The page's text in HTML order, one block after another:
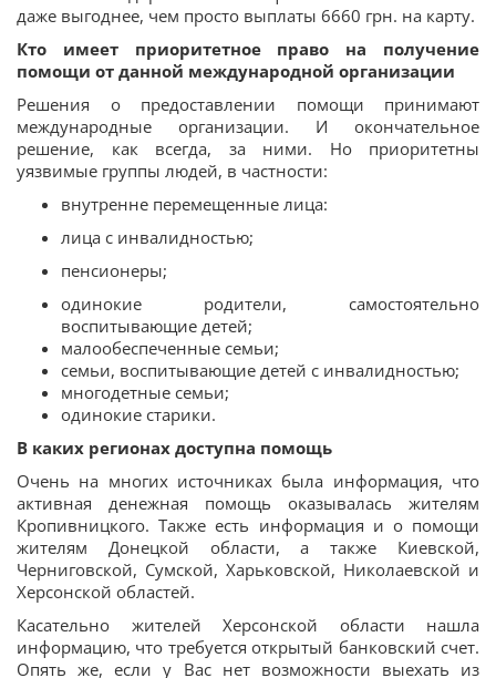
даже выгоднее, чем просто выплаты 6660 грн. на карту.
Кто имеет приоритетное право на получение
помощи от данной международной организации
Решения о предоставлении помощи принимают
международные организации. И окончательное
решение, как всегда, за ними. Но приоритетны
уязвимые группы людей, в частности:
внутренне перемещенные лица:
лица с инвалидностью;
пенсионеры;
одинокие родители, самостоятельно
воспитывающие детей;
малообеспеченные семьи;
семьи, воспитывающие детей с инвалидностью;
многодетные семьи;
одинокие старики.
В каких регионах доступна помощь
Очень на многих источниках была информация, что
активная денежная помощь оказывалась жителям
Кропивницкого. Также есть информация и о помощи
жителям Донецкой области, а также Киевской,
Черниговской, Сумской, Харьковской, Николаевской и
Херсонской областей.
Касательно жителей Херсонской области нашла
информацию, что требуется открытый банковский счет.
Опять же, если у Вас нет возможности выехать из